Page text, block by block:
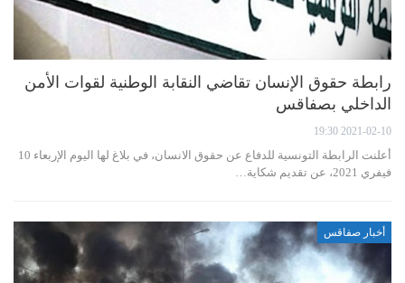
رابطة حقوق الإنسان تقاضي النقابة الوطنية لقوات الأمن
الداخلي بصفاقس
2021-02-10 19:30
أعلنت الرابطة التونسية للدفاع عن حقوق الانسان، في بلاغ لها اليوم الإربعاء 10
فيفري 2021، عن تقديم شكاية…
أخبار صفاقس